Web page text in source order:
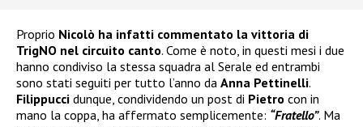
Proprio Nicolò ha infatti commentato la vittoria di
TrigNO nel circuito canto. Come è noto, in questi mesi i due
hanno condiviso la stessa squadra al Serale ed entrambi
sono stati seguiti per tutto l’anno da Anna Pettinelli.
Filippucci dunque, condividendo un post di Pietro con in
mano la coppa, ha affermato semplicemente: “Fratello”. Ma